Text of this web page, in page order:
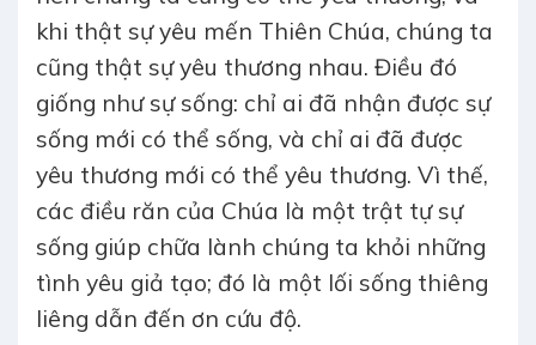
khi thật sự yêu mến Thiên Chúa, chúng ta
cũng thật sự yêu thương nhau. Điều đó
giống như sự sống: chỉ ai đã nhận được sự
sống mới có thể sống, và chỉ ai đã được
yêu thương mới có thể yêu thương. Vì thế,
các điều răn của Chúa là một trật tự sự
sống giúp chữa lành chúng ta khỏi những
tình yêu giả tạo; đó là một lối sống thiêng
liêng dẫn đến ơn cứu độ.